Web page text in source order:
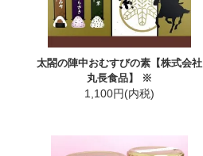
太閤の陣中おむすびの素【株式会社
丸長食品】 ※
1,100円(内税)